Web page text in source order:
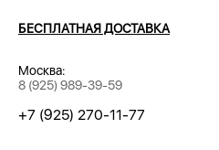
БЕСПЛАТНАЯ ДОСТАВКА
Москва:
8 (925) 989-39-59
+7 (925) 270-11-77